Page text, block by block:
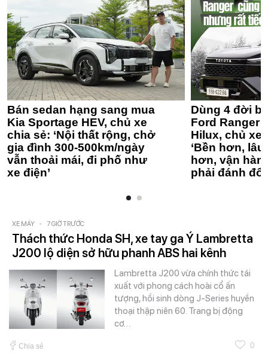
Bán sedan hạng sang mua
Kia Sportage HEV, chủ xe
chia sẻ: ‘Nội thất rộng, chở
gia đình 300-500km/ngày
vẫn thoải mái, đi phố như
xe điện’
Dùng 4 đời
Ford Ranger
Hilux, chủ xe
‘Bền hơn,
hơn, vận
phải đánh
XE MÁY - 7 GIỜ TRƯỚC
Thách thức Honda SH, xe tay ga Ý Lambretta
J200 lộ diện sở hữu phanh ABS hai kênh
Lambretta J200 vừa chính thức tái
xuất với phong cách hoài cổ ấn
tượng, hồi sinh dòng J-Series huyền
thoại thập niên 60. Trang bị động
cơ…
Chia sẻ 0